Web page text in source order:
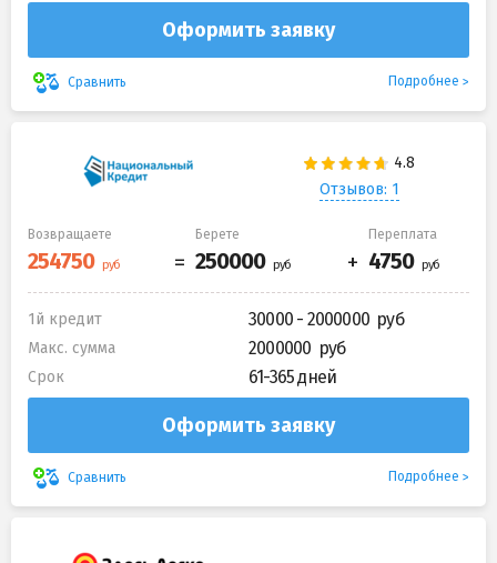
Оформить заявку
Сравнить Подробнее
Отзывов: 1
Возвращаете Берете Переплата
1й кредит 30000 - 2000000
Макс. сумма 2000000
Срок 61-365 дней
Оформить заявку
Сравнить Подробнее